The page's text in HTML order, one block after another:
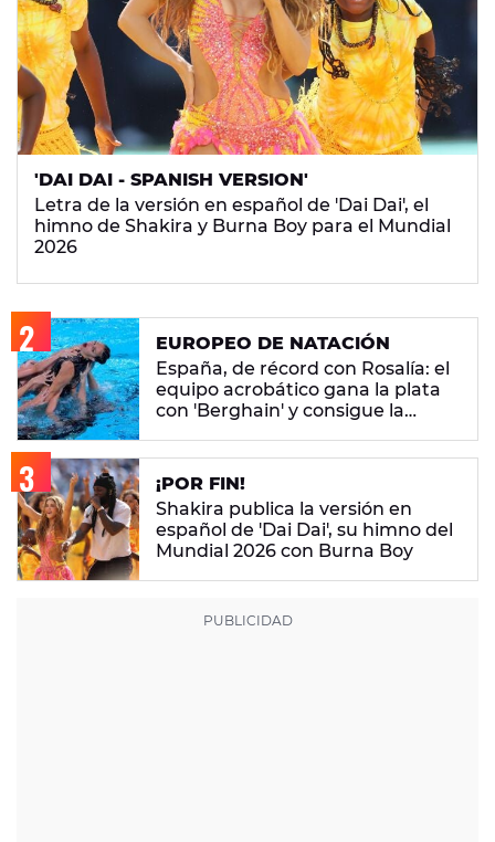
'DAI DAI - SPANISH VERSION'
Letra de la versión en español de 'Dai Dai', el
himno de Shakira y Burna Boy para el Mundial
2026
EUROPEO DE NATACIÓN
España, de récord con Rosalía: el
equipo acrobático gana la plata
con 'Berghain' y consigue la
¡POR FIN!
Shakira publica la versión en
español de 'Dai Dai', su himno del
Mundial 2026 con Burna Boy